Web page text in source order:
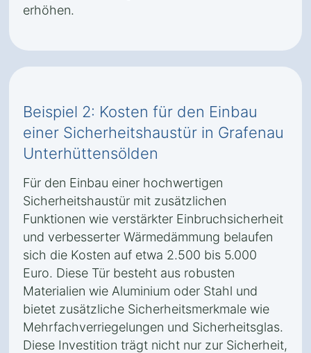
erhöhen.
Beispiel 2: Kosten für den Einbau
einer Sicherheitshaustür in Grafenau
Unterhüttensölden
Für den Einbau einer hochwertigen
Sicherheitshaustür mit zusätzlichen
Funktionen wie verstärkter Einbruchsicherheit
und verbesserter Wärmedämmung belaufen
sich die Kosten auf etwa 2.500 bis 5.000
Euro. Diese Tür besteht aus robusten
Materialien wie Aluminium oder Stahl und
bietet zusätzliche Sicherheitsmerkmale wie
Mehrfachverriegelungen und Sicherheitsglas.
Diese Investition trägt nicht nur zur Sicherheit,